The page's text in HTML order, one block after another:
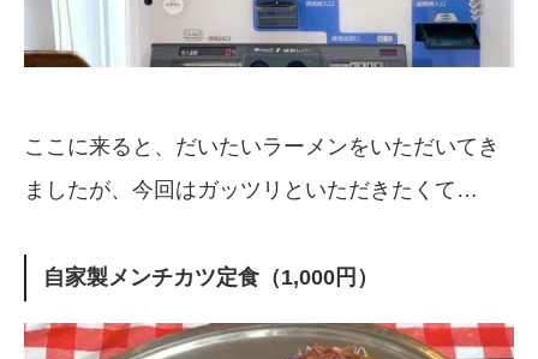
ここに来ると、だいたいラーメンをいただいてき
ましたが、今回はガッツリといただきたくて…
自家製メンチカツ定食（1,000円）